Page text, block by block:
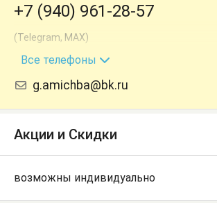
+7 (940) 961-28-57
(Telegram, МАХ)
+7 (940) 722-01-11
Все телефоны
g.amichba@bk.ru
Акции и Скидки
возможны индивидуально